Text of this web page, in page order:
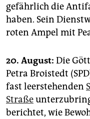
gefährlich die
haben. Sein
roten Ampel mit
20. August: Die
Petra Broistedt
fast leerstehenden
Straße
berichtet, wie